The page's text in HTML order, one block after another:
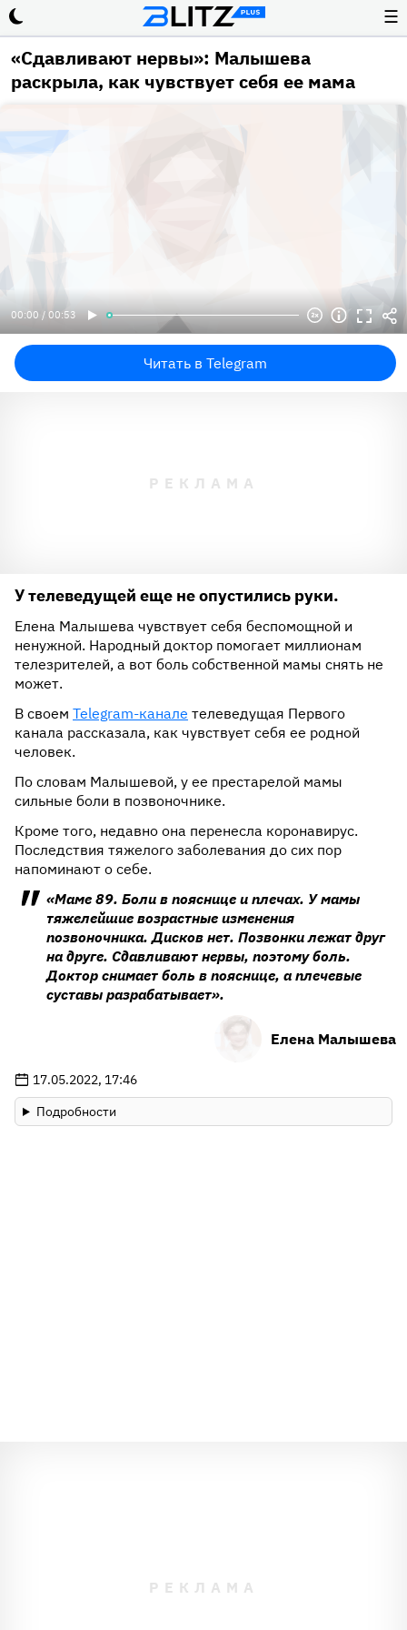
☰
«Сдавливают нервы»: Малышева
раскрыла, как чувствует себя ее мама
00:00 / 00:53
Читать в Telegram
У телеведущей еще не опустились руки.
Елена Малышева чувствует себя беспомощной и
ненужной. Народный доктор помогает миллионам
телезрителей, а вот боль собственной мамы снять не
может.
В своем Telegram-канале телеведущая Первого
канала рассказала, как чувствует себя ее родной
человек.
По словам Малышевой, у ее престарелой мамы
сильные боли в позвоночнике.
Кроме того, недавно она перенесла коронавирус.
Последствия тяжелого заболевания до сих пор
напоминают о себе.
«Маме 89. Боли в пояснице и плечах. У мамы
тяжелейшие возрастные изменения
позвоночника. Дисков нет. Позвонки лежат друг
на друге. Сдавливают нервы, поэтому боль.
Доктор снимает боль в пояснице, а плечевые
суставы разрабатывает».
Елена Малышева
17.05.2022, 17:46
Подробности